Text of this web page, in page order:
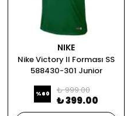
NIKE
Nike Victory II Forması SS
588430-301 Junior
%60 ₺ 999.00
₺ 399.00